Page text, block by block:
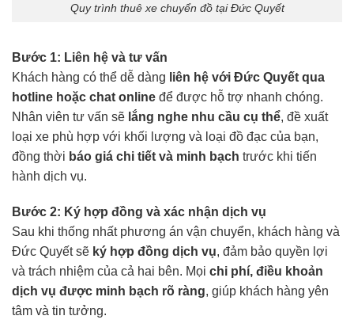
Quy trình thuê xe chuyển đồ tại Đức Quyết
Bước 1: Liên hệ và tư vấn
Khách hàng có thể dễ dàng liên hệ với Đức Quyết qua
hotline hoặc chat online để được hỗ trợ nhanh chóng.
Nhân viên tư vấn sẽ lắng nghe nhu cầu cụ thể, đề xuất
loại xe phù hợp với khối lượng và loại đồ đạc của bạn,
đồng thời báo giá chi tiết và minh bạch trước khi tiến
hành dịch vụ.
Bước 2: Ký hợp đồng và xác nhận dịch vụ
Sau khi thống nhất phương án vận chuyển, khách hàng và
Đức Quyết sẽ ký hợp đồng dịch vụ, đảm bảo quyền lợi
và trách nhiệm của cả hai bên. Mọi chi phí, điều khoản
dịch vụ được minh bạch rõ ràng, giúp khách hàng yên
tâm và tin tưởng.